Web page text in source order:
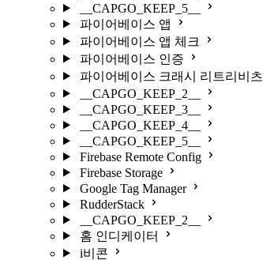
__CAPGO_KEEP_5__
파이어베이스 앱
파이어베이스 앱 체크
파이어베이스 인증
파이어베이스 크래시 리트리비츠
__CAPGO_KEEP_2__
__CAPGO_KEEP_3__
__CAPGO_KEEP_4__
__CAPGO_KEEP_5__
Firebase Remote Config
Firebase Storage
Google Tag Manager
RudderStack
__CAPGO_KEEP_2__
홈 인디케이터
i비콘